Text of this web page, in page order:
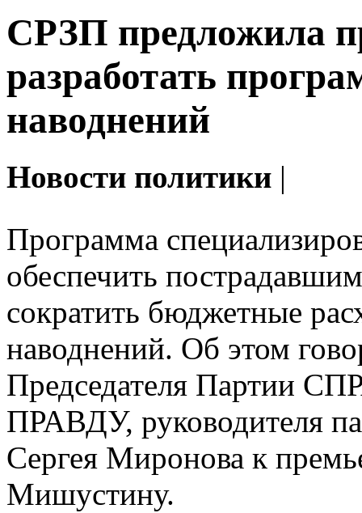
СРЗП предложила
разработать
наводнений
Новости политики |
Программа
обеспечить
сократить бюджетные
наводнений. Об этом
Председателя Партии
ПРАВДУ, руководителя
Сергея Миронова к
Мишустину.